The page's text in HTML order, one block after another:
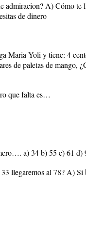
admiracion? A) Cómo
de dinero
Maria Yoli y tiene: 4
de paletas de mango,
que falta es…
a) 34 b) 55 c) 61 d)
llegaremos al 78? A)